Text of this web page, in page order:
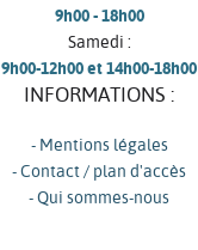
9h00 - 18h00
Samedi :
9h00-12h00 et 14h00-18h00
INFORMATIONS :
- Mentions légales
- Contact / plan d'accès
- Qui sommes-nous